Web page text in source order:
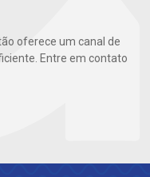
oferece um canal de
Entre em contato